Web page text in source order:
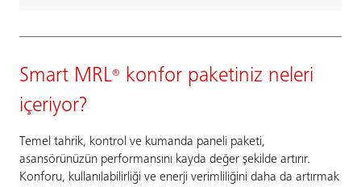
Smart MRL®
konfor paketiniz neleri
içeriyor?
Temel tahrik, kontrol ve kumanda paneli paketi,
asansörünüzün performansını kayda değer şekilde artırır.
Konforu, kullanılabilirliği ve enerji verimliliğini daha da artırmak